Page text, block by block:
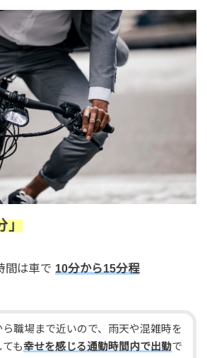
間は車で 10分から15分程
ら職場まで近いので、雨天や混雑時を
も幸せを感じる通勤時間内で出勤で